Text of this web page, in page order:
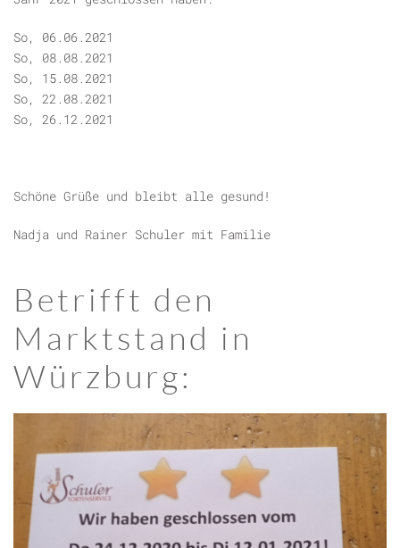
So, 06.06.2021
So, 08.08.2021
So, 15.08.2021
So, 22.08.2021
So, 26.12.2021
Schöne Grüße und bleibt alle gesund!
Nadja und Rainer Schuler mit Familie
Betrifft den
Marktstand in
Würzburg: